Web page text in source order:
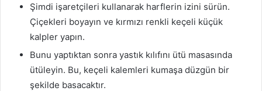
Şimdi işaretçileri kullanarak harflerin izini sürün.
Çiçekleri boyayın ve kırmızı renkli keçeli küçük
kalpler yapın.
Bunu yaptıktan sonra yastık kılıfını ütü masasında
ütüleyin. Bu, keçeli kalemleri kumaşa düzgün bir
şekilde basacaktır.